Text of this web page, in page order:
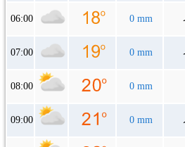
06:00 0 mm
07:00 0 mm
08:00 0 mm
09:00 0 mm